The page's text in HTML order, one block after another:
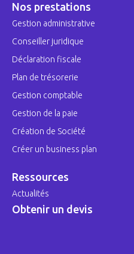
Nos prestations
Gestion administrative
Conseiller juridique
Déclaration fiscale
Plan de trésorerie
Gestion comptable
Gestion de la paie
Création de Société
Créer un business plan
Ressources
Actualités
Obtenir un devis